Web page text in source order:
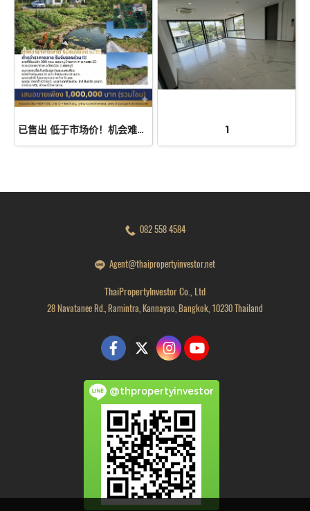
已售出 低于市场价！机会难得，切勿错过！位于暖武里府赛诺县农费朗盖区Keha Kaset 23巷，一块面积约200平方哇的空地现正出售。无论是投资还是建造自给自足的家园，都是理想之选。 1
082 558 4584
Agent@thaipropertyinvestor.net
ThaiPropertyInvestor Co., Ltd
28 Navatanee Rd., Ramintra, Kannayao, Bangkok, 10230 Thailand
@thpropertyinvestor